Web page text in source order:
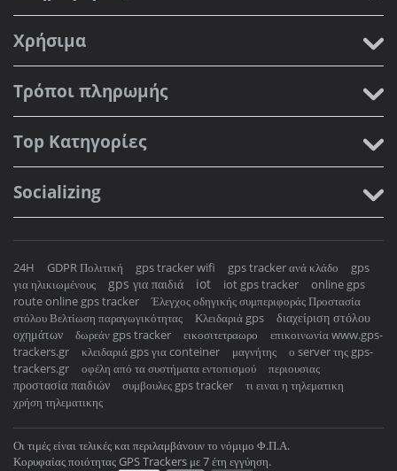
Χρήσιμα
Τρόποι πληρωμής
Top Κατηγορίες
Socializing
24H GDPR Πολιτική gps tracker wifi gps tracker ανά κλάδο
gps
για ηλικιωμένους
gps για παιδιά iot iot gps tracker
online gps
route online gps tracker
Έλεγχος οδηγικής συμπεριφοράς Προστασία
στόλου Βελτίωση παραγωγικότητας
Κλειδαριά gps
διαχείριση στόλου
οχημάτων
δωρεάν gps tracker εικοσιτετραωρο
επικοινωνία www.gps-
trackers.gr
κλειδαριά gps για conteiner μαγνήτης
ο server της gps-
trackers.gr
οφέλη από τα συστήματα εντοπισμού περιουσιας
προστασία παιδιών συμβουλες gps tracker
τι ειναι η τηλεματικη
χρήση τηλεματικης
Οι τιμές είναι τελικές και περιλαμβάνουν το νόμιμο Φ.Π.Α.
Κορυφαίας ποιότητας GPS Trackers με 7 έτη εγγύηση.